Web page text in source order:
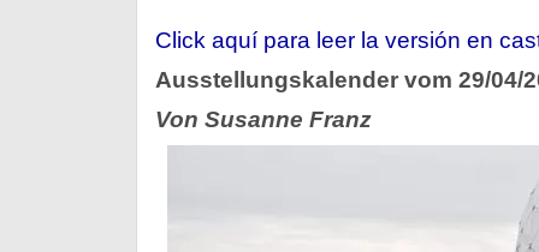
Click aquí para leer la versión en
Ausstellungskalender vom 29/04/
Von Susanne Franz